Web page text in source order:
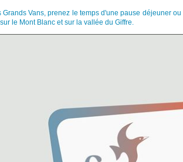
Grands Vans, prenez le temps d'une pause déjeuner
le Mont Blanc et sur la vallée du Giffre.